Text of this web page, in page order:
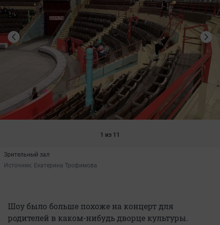
1 из 11
Зрительный зал
Источник: Екатерина Трофимова
Шоу было больше похоже на концерт для
родителей в каком-нибудь дворце культуры.